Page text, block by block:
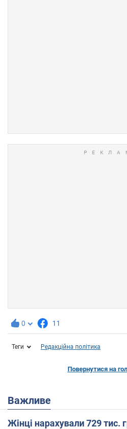
0 11
Теги Редакційна політика
Повернутися на
Важливе
Жінці нарахували 729 тис.